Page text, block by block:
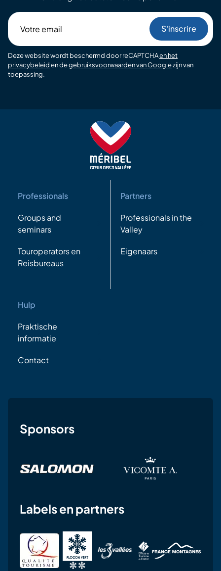
email
Deze website wordt beschermd door reCAPTCHAen het
privacybeleiden degebruiksvoorwaarden van Googlezijn van
toepassing.
Professionals
Groups and
seminars
Touroperators en
Reisbureaus
Partners
Professionals in the
Valley
Eigenaars
Hulp
Praktische
informatie
Contact
Sponsors
Labels en partners